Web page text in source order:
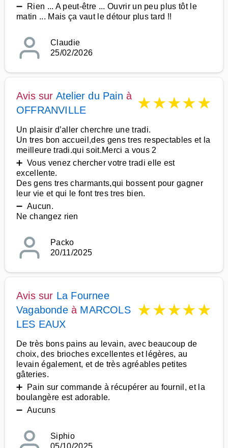
➖ Rien ... A peut-être ... Ouvrir un peu plus tôt le
matin ... Mais ça vaut le détour plus tard !!
Claudie
25/02/2026
Avis sur Atelier du Pain à
OFFRANVILLE
★★★★★
Un plaisir d’aller cherchre une tradi.
Un tres bon accueil,des gens tres respectables et la
meilleure tradi.qui soit.Merci a vous 2
➕ Vous venez chercher votre tradi elle est
excellente.
Des gens tres charmants,qui bossent pour gagner
leur vie et qui le font tres tres bien.
➖ Aucun.
Ne changez rien
Packo
20/11/2025
Avis sur La Fournee
Vagabondeà MARCOLS
LES EAUX
★★★★★
De très bons pains au levain, avec beaucoup de
choix, des brioches excellentes et légères, au
levain également, et de très agréables petites
gâteries.
➕ Pain sur commande à récupérer au fournil, et la
boulangère est adorable.
➖ Aucuns
Siphio
05/10/2025